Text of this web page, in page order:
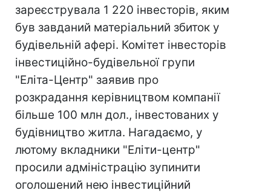
зареєструвала 1 220 інвесторів, яким
був завданий матеріальний збиток у
будівельній афері. Комітет інвесторів
інвестиційно-будівельної групи
"Еліта-Центр" заявив про
розкрадання керівництвом компанії
більше 100 млн дол., інвестованих у
будівництво житла. Нагадаємо, у
лютому вкладники "Еліти-центр"
просили адміністрацію зупинити
оголошений нею інвестиційний